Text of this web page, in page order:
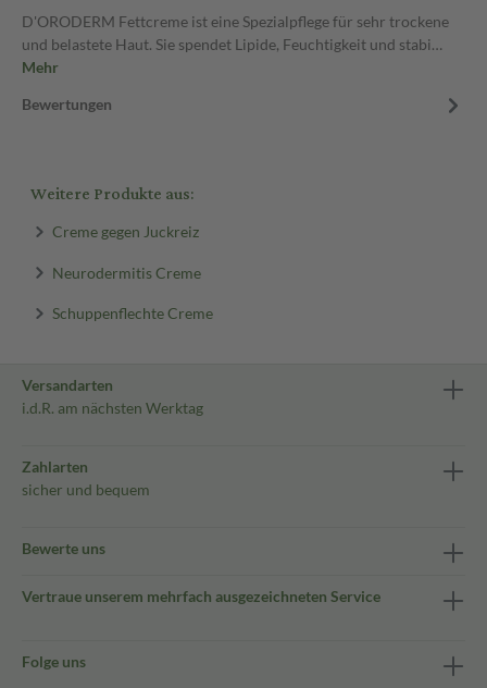
D'ORODERM Fettcreme ist eine Spezialpflege für sehr trockene
und belastete Haut. Sie spendet Lipide, Feuchtigkeit und stabi…
Mehr
Bewertungen
Weitere Produkte aus:
Creme gegen Juckreiz
Neurodermitis Creme
Schuppenflechte Creme
Versandarten
i.d.R. am nächsten Werktag
Zahlarten
sicher und bequem
Bewerte uns
Vertraue unserem mehrfach ausgezeichneten Service
Folge uns